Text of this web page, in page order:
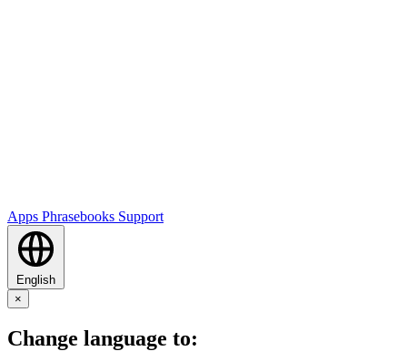
Apps Phrasebooks Support
English
×
Change language to: